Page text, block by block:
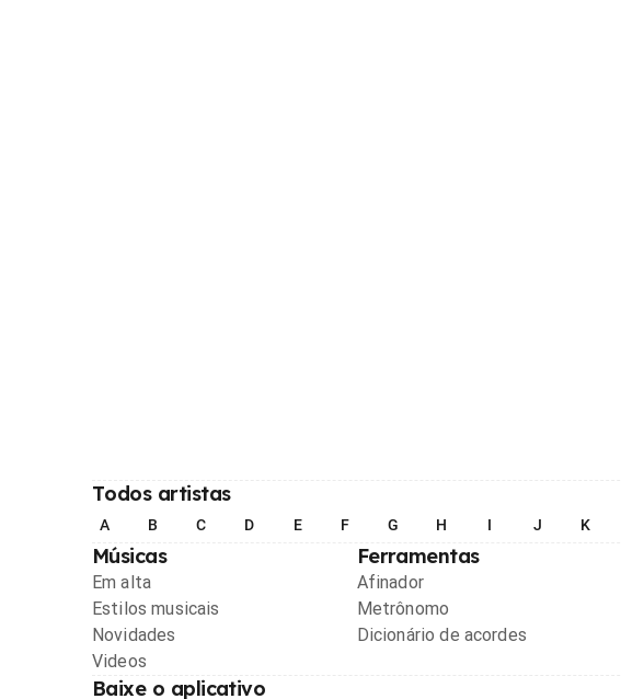
Todos artistas
A B C D E F G H I J K
Músicas
Em alta
Estilos musicais
Novidades
Videos
Ferramentas
Afinador
Metrônomo
Dicionário de acordes
Baixe o aplicativo